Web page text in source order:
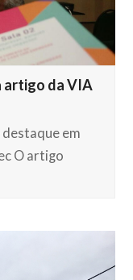
artigo da VIA
em
O artigo